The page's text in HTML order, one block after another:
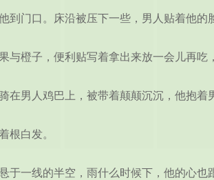
口。床沿被压下一些，男人贴着他的
子，便利贴写着拿出来放一会儿再吃
人鸡巴上，被带着颠颠沉沉，他抱着
白发。
一线的半空，雨什么时候下，他的心也